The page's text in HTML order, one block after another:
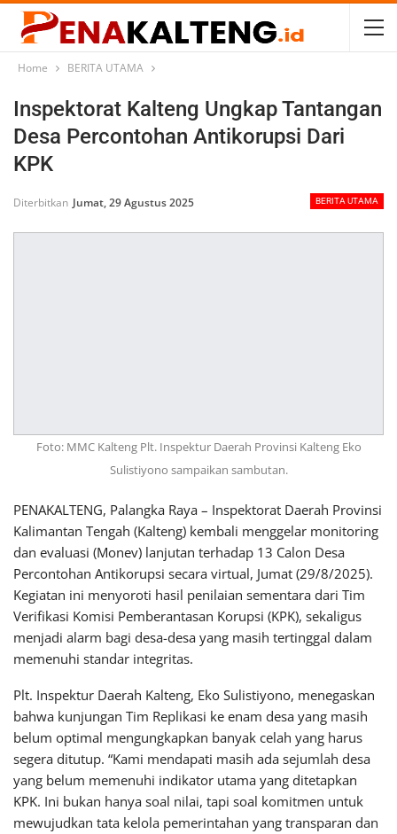
Home BERITA UTAMA
Inspektorat Kalteng Ungkap Tantangan
Desa Percontohan Antikorupsi Dari
KPK
BERITA UTAMA
Diterbitkan Jumat, 29 Agustus 2025
Foto: MMC Kalteng Plt. Inspektur Daerah Provinsi Kalteng Eko
Sulistiyono sampaikan sambutan.
PENAKALTENG, Palangka Raya – Inspektorat Daerah Provinsi
Kalimantan Tengah (Kalteng) kembali menggelar monitoring
dan evaluasi (Monev) lanjutan terhadap 13 Calon Desa
Percontohan Antikorupsi secara virtual, Jumat (29/8/2025).
Kegiatan ini menyoroti hasil penilaian sementara dari Tim
Verifikasi Komisi Pemberantasan Korupsi (KPK), sekaligus
menjadi alarm bagi desa-desa yang masih tertinggal dalam
memenuhi standar integritas.
Plt. Inspektur Daerah Kalteng, Eko Sulistiyono, menegaskan
bahwa kunjungan Tim Replikasi ke enam desa yang masih
belum optimal mengungkapkan banyak celah yang harus
segera ditutup. “Kami mendapati masih ada sejumlah desa
yang belum memenuhi indikator utama yang ditetapkan
KPK. Ini bukan hanya soal nilai, tapi soal komitmen untuk
mewujudkan tata kelola pemerintahan yang transparan dan